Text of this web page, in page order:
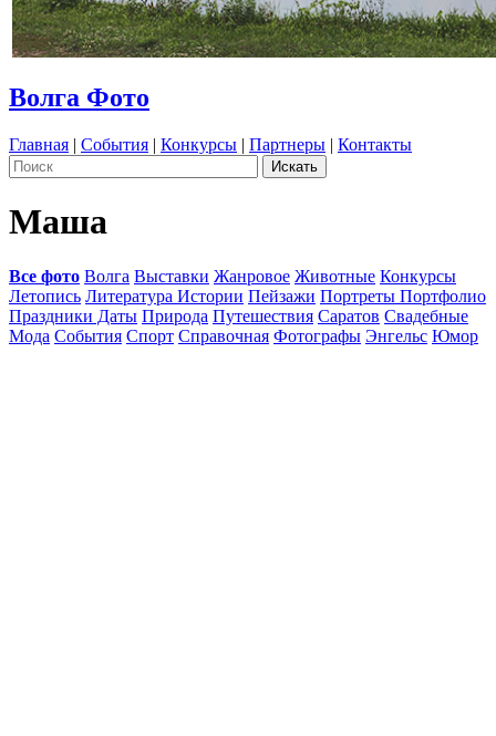
Волга Фото
Главная | События | Конкурсы | Партнеры | Контакты
Маша
Все фото Волга Выставки Жанровое Животные Конкурсы
Летопись Литература Истории Пейзажи Портреты Портфолио
Праздники Даты Природа Путешествия Саратов Свадебные
Мода События Спорт Справочная Фотографы Энгельс Юмор